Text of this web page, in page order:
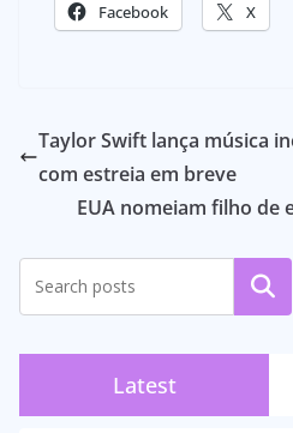
Facebook X
Taylor Swift lança música
com estreia em breve
EUA nomeiam filho de
Latest